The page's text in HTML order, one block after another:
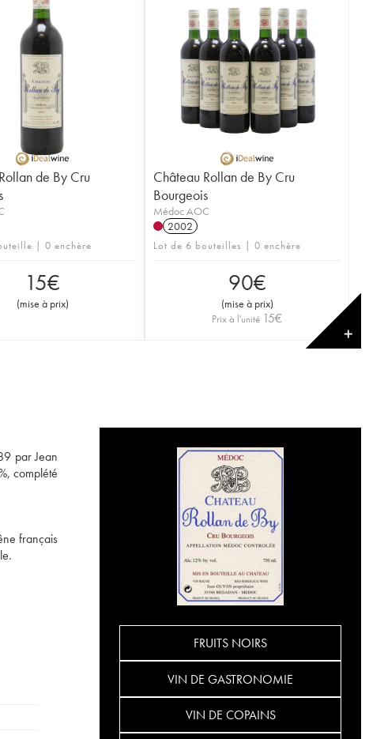
de By Cru
| 0 enchère
15€
(mise à prix)
Château Rollan de By Cru
Bourgeois
Médoc AOC
2002
Lot de 6 bouteilles | 0 enchère
90€
(mise à prix)
Prix à l'unité 15€
✕
par Jean
complété
français
FRUITS NOIRS
VIN DE GASTRONOMIE
VIN DE COPAINS